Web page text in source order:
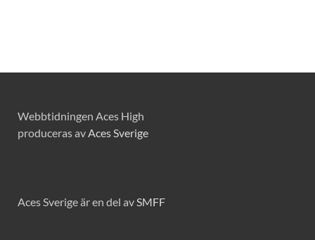
Webbtidningen Aces High
produceras avAces Sverige
Aces Sverige är en del avSMFF